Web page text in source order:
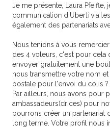
Je me présente, Laura Pfeifle,
communication d'Uberti via
également des partenariats
Nous tenions à vous
des 4 voleurs, c'est pour cela
envoyer gratuitement une
nous transmettre votre nom
postale pour l'envoi du colis ?
Par ailleurs, nous avons pour
ambassadeurs(drices) pour
pourrons créer un partenariat
long terme. Votre profil nous